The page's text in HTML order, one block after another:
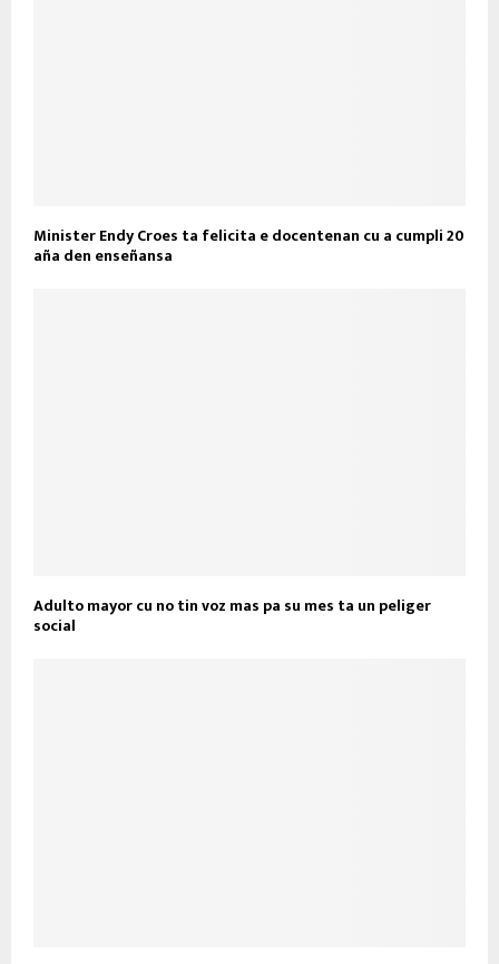
Minister Endy Croes ta felicita e docentenan cu a cumpli 20
aña den enseñansa
Adulto mayor cu no tin voz mas pa su mes ta un peliger
social